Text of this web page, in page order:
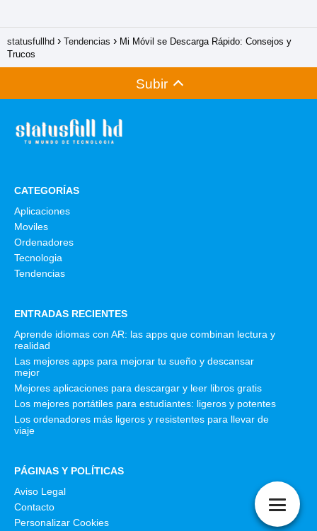
statusfullhd Tendencias
Mi Móvil se Descarga Rápido: Consejos y
Trucos
Subir
CATEGORÍAS
Aplicaciones
Moviles
Ordenadores
Tecnologia
Tendencias
ENTRADAS RECIENTES
Aprende idiomas con AR: las apps que combinan lectura y
realidad
Las mejores apps para mejorar tu sueño y descansar
mejor
Mejores aplicaciones para descargar y leer libros gratis
Los mejores portátiles para estudiantes: ligeros y potentes
Los ordenadores más ligeros y resistentes para llevar de
viaje
PÁGINAS Y POLÍTICAS
Aviso Legal
Contacto
Personalizar Cookies